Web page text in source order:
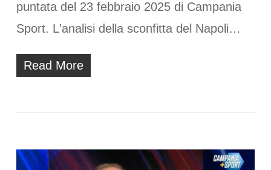
puntata del 23 febbraio 2025 di Campania
Sport. L'analisi della sconfitta del Napoli…
Read More